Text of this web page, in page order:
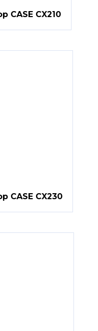
CASE CX210
CASE CX230